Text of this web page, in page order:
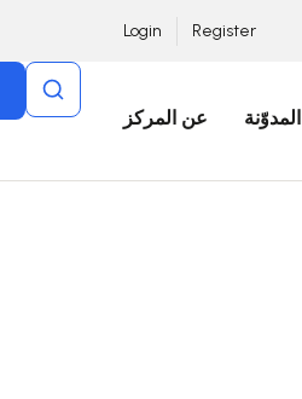
Register
Login
المدوّنة عن المركز